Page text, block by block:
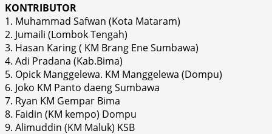
KONTRIBUTOR
1. Muhammad Safwan (Kota Mataram)
2. Jumaili (Lombok Tengah)
3. Hasan Karing ( KM Brang Ene Sumbawa)
4. Adi Pradana (Kab.Bima)
5. Opick Manggelewa. KM Manggelewa (Dompu)
6. Joko KM Panto daeng Sumbawa
7. Ryan KM Gempar Bima
8. Faidin (KM kempo) Dompu
9. Alimuddin (KM Maluk) KSB